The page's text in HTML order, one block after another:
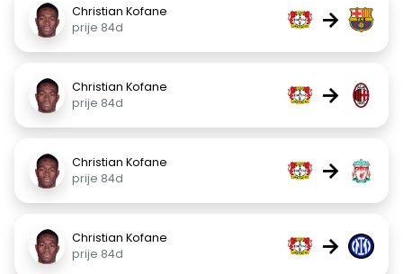
Christian Kofane
prije 84d
→
Christian Kofane
prije 84d
→
Christian Kofane
prije 84d
→
Christian Kofane
prije 84d
→